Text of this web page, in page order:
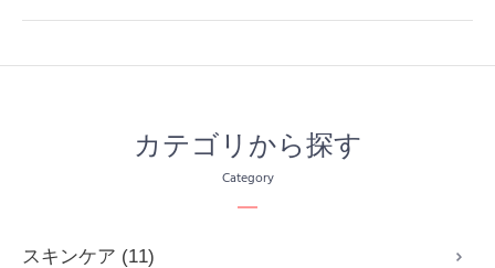
カテゴリから探す
Category
スキンケア (11)